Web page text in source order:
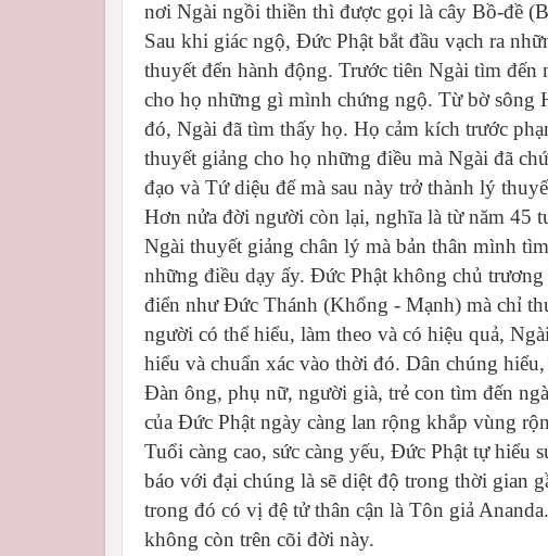
nơi Ngài ngồi thiền thì được gọi là cây Bồ-đề
Sau khi giác ngộ, Đức Phật bắt đầu vạch ra
thuyết đến hành động. Trước tiên Ngài tìm
cho họ những gì mình chứng ngộ. Từ bờ sông
đó, Ngài đã tìm thấy họ. Họ cảm kích trước
thuyết giảng cho họ những điều mà Ngài đã
đạo và Tứ diệu đế mà sau này trở thành lý
Hơn nửa đời người còn lại, nghĩa là từ năm 45
Ngài thuyết giảng chân lý mà bản thân mình
những điều dạy ấy. Đức Phật không chủ
điển như Đức Thánh (Khổng - Mạnh) mà chỉ
người có thể hiểu, làm theo và có hiệu quả,
hiểu và chuẩn xác vào thời đó. Dân chúng
Đàn ông, phụ nữ, người già, trẻ con tìm đến
của Đức Phật ngày càng lan rộng khắp vùng
Tuổi càng cao, sức càng yếu, Đức Phật tự hiểu
báo với đại chúng là sẽ diệt độ trong thời gian
trong đó có vị đệ tử thân cận là Tôn giả
không còn trên cõi đời này.